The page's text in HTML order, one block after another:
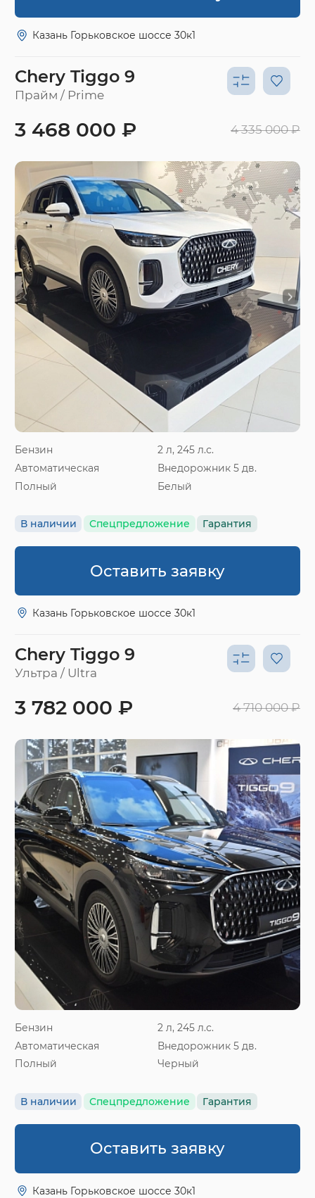
Казань Горьковское шоссе 30к1
Chery Tiggo 9
Прайм / Prime
Бензин
2 л, 245 л.с.
Автоматическая
Внедорожник 5 дв.
Полный
Белый
В наличии Спецпредложение Гарантия
3 468 000 ₽ 4 335 000 ₽
Оставить заявку
Казань Горьковское шоссе 30к1
Chery Tiggo 9
Ультра / Ultra
Бензин
2 л, 245 л.с.
Автоматическая
Внедорожник 5 дв.
Полный
Черный
В наличии Спецпредложение Гарантия
3 782 000 ₽ 4 710 000 ₽
Оставить заявку
Казань Горьковское шоссе 30к1